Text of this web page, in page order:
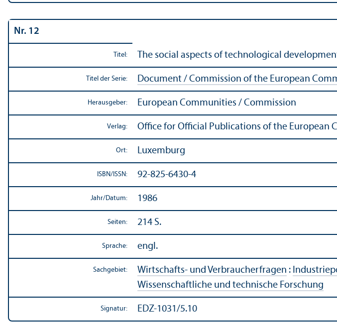
Nr. 12
Titel: The social aspects of technological
Titel der Serie: Document / Commission of the European
Herausgeber: European Communities / Commission
Verlag: Office for Official Publications of the European
Ort: Luxemburg
ISBN/ ISSN: 92-825-6430-4
Jahr/Datum: 1986
Seiten: 214 S.
Sprache: engl.
Sachgebiet: Wirtschafts- und Verbraucherfragen :
Wissenschaft­liche und technische Forschung
Signatur: EDZ-1031/5.10